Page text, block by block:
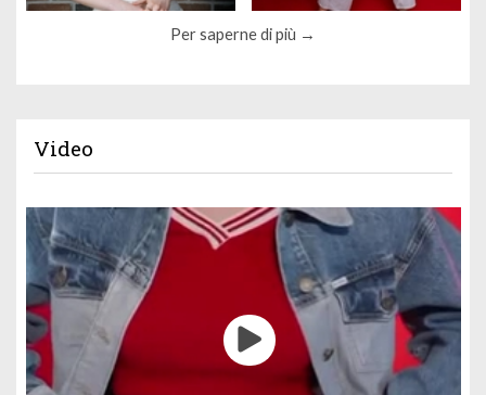
Per saperne di più
Video
Gestione dei cookie